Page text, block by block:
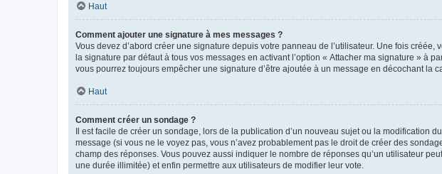
Haut
Comment ajouter une signature à mes messages ?
Vous devez d’abord créer une signature depuis votre panneau de l’utilisateur. Une fois créée,
la signature par défaut à tous vos messages en activant l’option « Attacher ma signature » à
vous pourrez toujours empêcher une signature d’être ajoutée à un message en décochant la
Haut
Comment créer un sondage ?
Il est facile de créer un sondage, lors de la publication d’un nouveau sujet ou la modification
message (si vous ne le voyez pas, vous n’avez probablement pas le droit de créer des
champ des réponses. Vous pouvez aussi indiquer le nombre de réponses qu’un utilisateur
une durée illimitée) et enfin permettre aux utilisateurs de modifier leur vote.